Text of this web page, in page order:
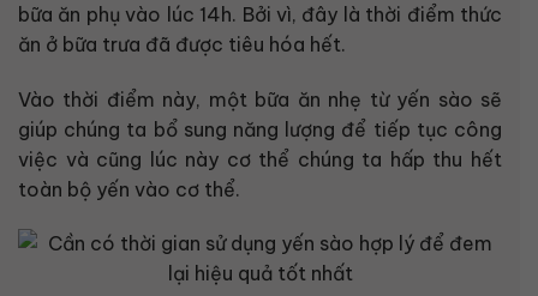
bữa ăn phụ vào lúc 14h. Bởi vì, đây là thời điểm thức
ăn ở bữa trưa đã được tiêu hóa hết.
Vào thời điểm này, một bữa ăn nhẹ từ yến sào sẽ
giúp chúng ta bổ sung năng lượng để tiếp tục công
việc và cũng lúc này cơ thể chúng ta hấp thu hết
toàn bộ yến vào cơ thể.